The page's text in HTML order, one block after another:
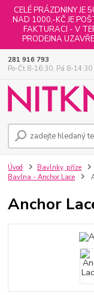
CELÉ PRÁZDNINY JE
NAD 1000,-KČ JE
FAKTURACI - V
PRODEJNA
281 916 793
Po-Čt 8-16:30, Pá 8-14:30
Úvod Bavlnky, příze
Bavlna - Anchor Lace
Anchor